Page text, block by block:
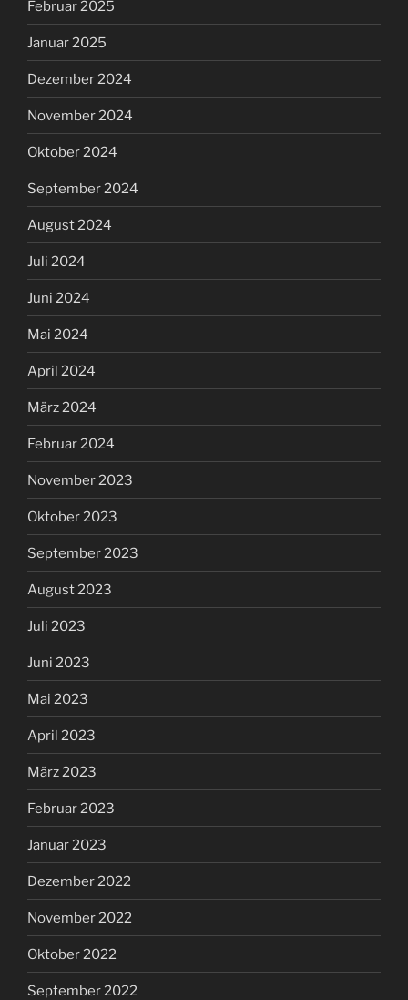
Februar 2025
Januar 2025
Dezember 2024
November 2024
Oktober 2024
September 2024
August 2024
Juli 2024
Juni 2024
Mai 2024
April 2024
März 2024
Februar 2024
November 2023
Oktober 2023
September 2023
August 2023
Juli 2023
Juni 2023
Mai 2023
April 2023
März 2023
Februar 2023
Januar 2023
Dezember 2022
November 2022
Oktober 2022
September 2022